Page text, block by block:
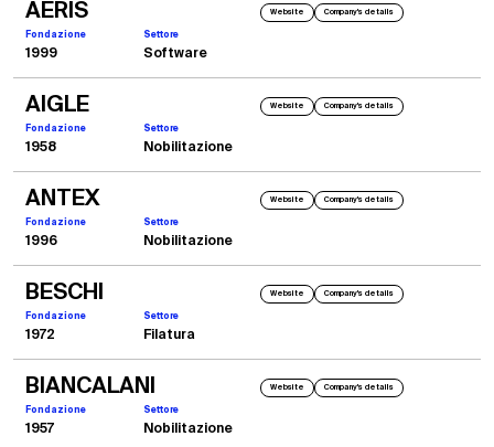
AERIS Website Company's details
Fondazione Settore
1999 Software
AIGLE Website Company's details
Fondazione Settore
1958 Nobilitazione
ANTEX Website Company's details
Fondazione Settore
1996 Nobilitazione
BESCHI Website Company's details
Fondazione Settore
1972 Filatura
BIANCALANI Website Company's details
Fondazione Settore
1957 Nobilitazione